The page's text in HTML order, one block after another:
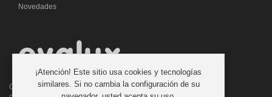
Novedades
C/. Laforja, 46
¡Atención! Este sitio usa cookies y tecnologías
similares. Si no cambia la configuración de su